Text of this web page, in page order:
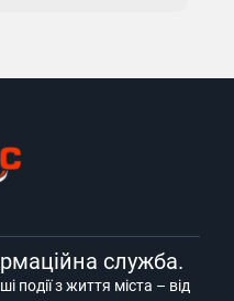
служба.
події з життя міста – від